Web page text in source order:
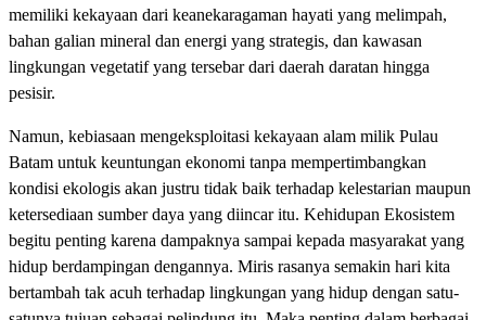
memiliki kekayaan dari keanekaragaman hayati yang melimpah,
bahan galian mineral dan energi yang strategis, dan kawasan
lingkungan vegetatif yang tersebar dari daerah daratan hingga
pesisir.
Namun, kebiasaan mengeksploitasi kekayaan alam milik Pulau
Batam untuk keuntungan ekonomi tanpa mempertimbangkan
kondisi ekologis akan justru tidak baik terhadap kelestarian maupun
ketersediaan sumber daya yang diincar itu. Kehidupan Ekosistem
begitu penting karena dampaknya sampai kepada masyarakat yang
hidup berdampingan dengannya. Miris rasanya semakin hari kita
bertambah tak acuh terhadap lingkungan yang hidup dengan satu-